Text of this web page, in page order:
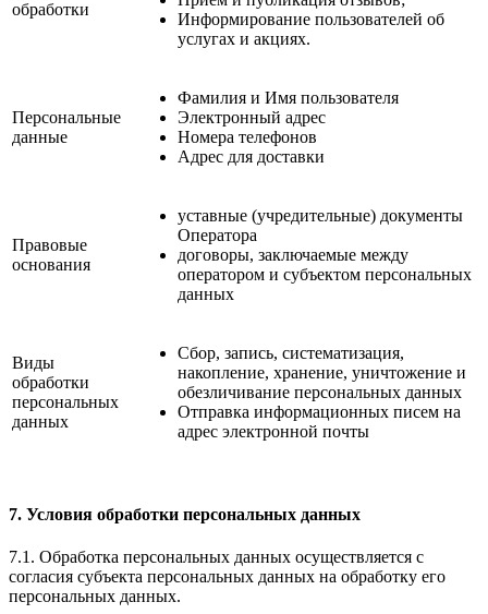
обработки
Информирование пользователей об
услугах и акциях.
Персональные
данные
Фамилия и Имя пользователя
Электронный адрес
Номера телефонов
Адрес для доставки
Правовые
основания
уставные (учредительные) документы
Оператора
договоры, заключаемые между
оператором и субъектом персональных
данных
Виды
обработки
персональных
данных
Сбор, запись, систематизация,
накопление, хранение, уничтожение и
обезличивание персональных данных
Отправка информационных писем на
адрес электронной почты
7. Условия обработки персональных данных
7.1. Обработка персональных данных осуществляется с
согласия субъекта персональных данных на обработку его
персональных данных.